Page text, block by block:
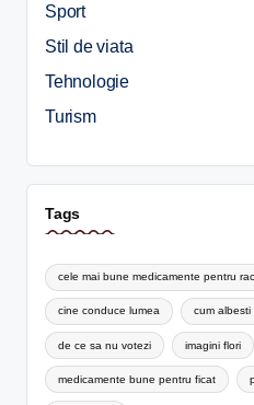
Sport
Stil de viata
Tehnologie
Turism
Tags
cele mai bune medicamente pentru
cine conduce lumea cum albesti
de ce sa nu votezi imagini flori
medicamente bune pentru ficat